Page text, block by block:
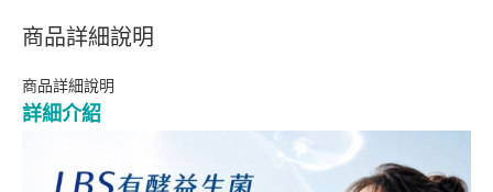
商品詳細說明
商品詳細說明
詳細介紹